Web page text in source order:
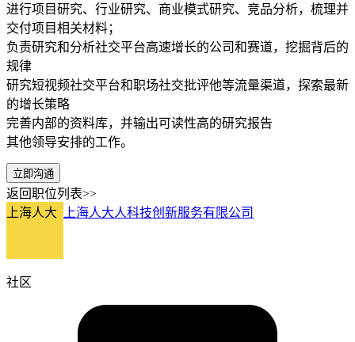
进行项目研究、行业研究、商业模式研究、竞品分析，梳理并
交付项目相关材料；
负责研究和分析社交平台高速增长的公司和赛道，挖掘背后的
规律
研究短视频社交平台和职场社交批评他等流量渠道，探索最新
的增长策略
完善内部的资料库，并输出可读性高的研究报告
其他领导安排的工作。
立即沟通
返回职位列表>>
上海人大
上海人大人科技创新服务有限公司
社区